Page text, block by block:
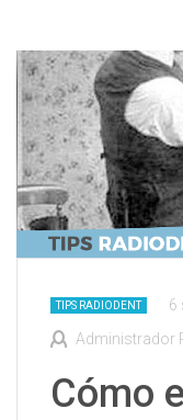
TIPS RADIODENT 6
Administrador
Cómo